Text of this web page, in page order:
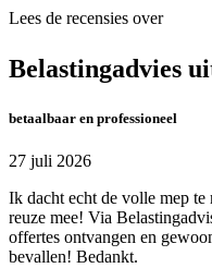
Lees de recensies over
Belastingadvies
betaalbaar en professioneel
27 juli 2026
Ik dacht echt de volle mep
reuze mee! Via
offertes ontvangen en
bevallen! Bedankt.